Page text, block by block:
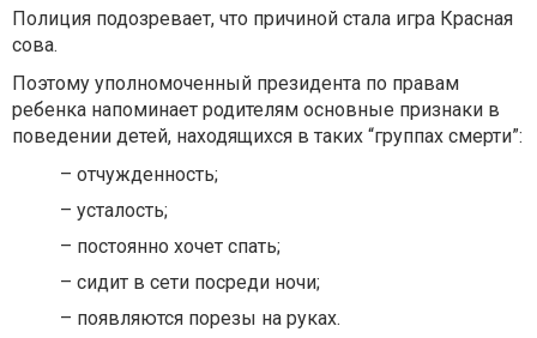
Полиция подозревает, что причиной стала игра Красная
сова.
Поэтому уполномоченный президента по правам
ребенка напоминает родителям основные признаки в
поведении детей, находящихся в таких “группах смерти”:
– отчужденность;
– усталость;
– постоянно хочет спать;
– сидит в сети посреди ночи;
– появляются порезы на руках.